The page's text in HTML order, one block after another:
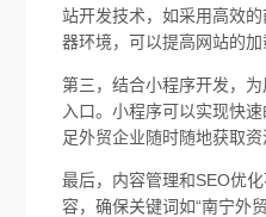
站开发技术，如采用高效
器环境，可以提高网站的加
第三，结合小程序开发，
入口。小程序可以实现快
足外贸企业随时随地获取资
最后，内容管理和SEO优
容，确保关键词如“南宁外